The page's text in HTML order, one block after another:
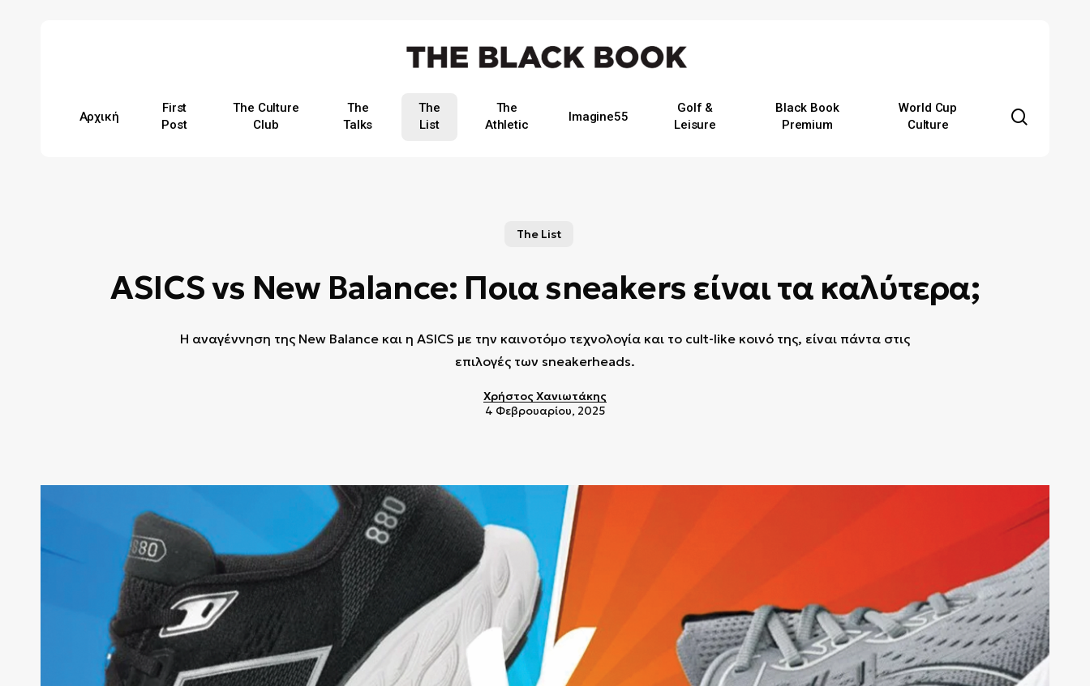
Αρχική
First
Post
The Culture
Club
The
Talks
The
List
The
Athletic
Imagine55
Golf &
Leisure
Black Book
Premium
World Cup
Culture
The List
ASICS vs New Balance: Ποια sneakers είναι τα καλύτερα;
Η αναγέννηση της New Balance και η ASICS με την καινοτόμο τεχνολογία και το cult-like κοινό της, είναι πάντα στις
επιλογές των sneakerheads.
Χρήστος Χανιωτάκης
4 Φεβρουαρίου, 2025